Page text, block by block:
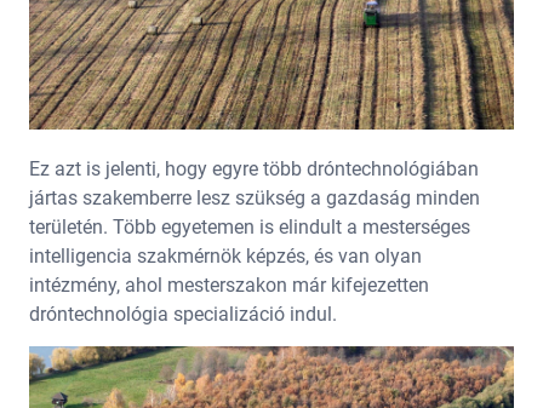
Ez azt is jelenti, hogy egyre több dróntechnológiában
jártas szakemberre lesz szükség a gazdaság minden
területén. Több egyetemen is elindult a mesterséges
intelligencia szakmérnök képzés, és van olyan
intézmény, ahol mesterszakon már kifejezetten
dróntechnológia specializáció indul.